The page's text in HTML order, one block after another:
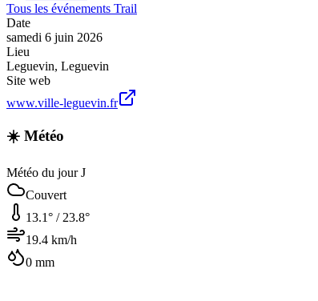
Tous les événements Trail
Date
samedi 6 juin 2026
Lieu
Leguevin, Leguevin
Site web
www.ville-leguevin.fr
☀️ Météo
Météo du jour J
Couvert
13.1° / 23.8°
19.4 km/h
0 mm